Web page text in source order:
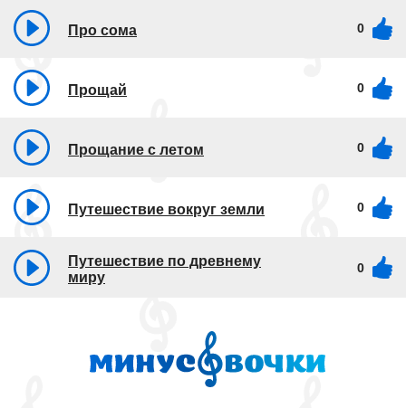
Про сома 0
Прощай 0
Прощание с летом 0
Путешествие вокруг земли 0
Путешествие по древнему
миру
0